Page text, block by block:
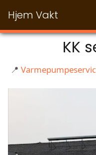
Hjem Vakt
KK
📍